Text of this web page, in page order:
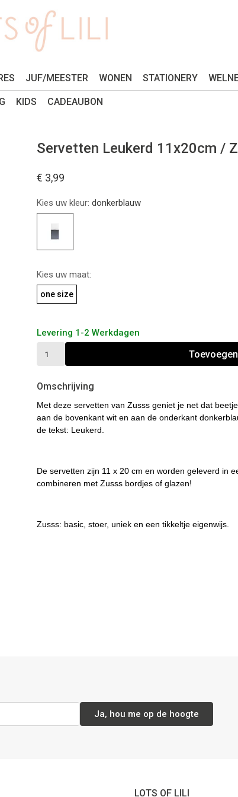
JUF/MEESTER WONEN STATIONERY
KIDS CADEAUBON
Servetten Leukerd 11x20cm /
€ 3,99
Kies uw kleur: donkerblauw
Kies uw maat:
one size
Levering 1-2 Werkdagen
Toevoegen
Omschrijving
Met deze servetten van Zusss geniet je net dat
aan de bovenkant wit en aan de onderkant
de tekst: Leukerd.
De servetten zijn 11 x 20 cm en worden geleverd in
combineren met Zusss bordjes of glazen!
Zusss: basic, stoer, uniek en een tikkeltje eigenwijs.
Ja, hou me op de hoogte
LOTS OF LILI